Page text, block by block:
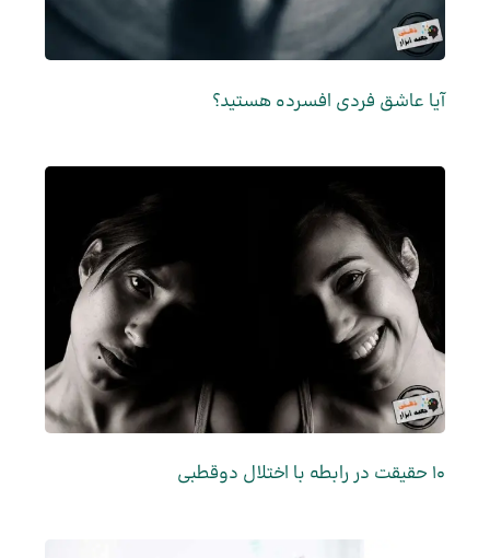
آیا عاشق فردی افسرده هستید؟
10 حقیقت در رابطه با اختلال دوقطبی